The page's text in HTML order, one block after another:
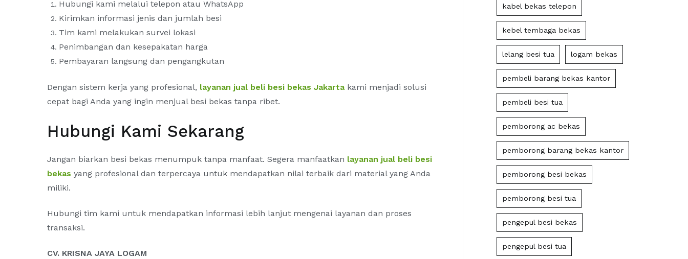
Hubungi kami melalui telepon atau WhatsApp
Kirimkan informasi jenis dan jumlah besi
Tim kami melakukan survei lokasi
Penimbangan dan kesepakatan harga
Pembayaran langsung dan pengangkutan
Dengan sistem kerja yang profesional, layanan jual beli besi bekas Jakartakami menjadi solusi
cepat bagi Anda yang ingin menjual besi bekas tanpa ribet.
Hubungi Kami Sekarang
Jangan biarkan besi bekas menumpuk tanpa manfaat. Segera manfaatkan layanan jual beli besi
bekas yang profesional dan terpercaya untuk mendapatkan nilai terbaik dari material yang Anda
miliki.
Hubungi tim kami untuk mendapatkan informasi lebih lanjut mengenai layanan dan proses
transaksi.
CV. KRISNA JAYA LOGAM
kabel bekas telepon
kebel tembaga bekas
lelang besi tua logam bekas
pembeli barang bekas kantor
pembeli besi tua
pemborong ac bekas
pemborong barang bekas kantor
pemborong besi bekas
pemborong besi tua
pengepul besi bekas
pengepul besi tua